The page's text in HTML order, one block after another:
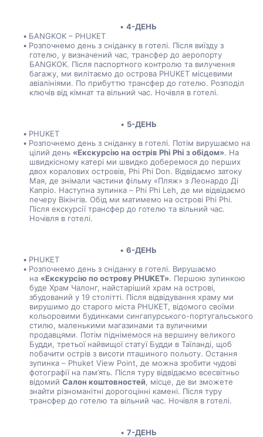
4-ДЕНЬ
БANGKOK – PHUKET
Розпочнемо день з сніданку в готелі. Після виїзду з
готелю, у визначений час, трансфер до аеропорту
БANGKOK. Після паспортного контролю та вилучення
багажу, ми вилітаємо до острова PHUKET місцевими
авіалініями. По прибуттю трансфер до готелю. Розподіл
ключів від кімнат та вільний час. Ночівля в готелі.
5-ДЕНЬ
PHUKET
Розпочнемо день з сніданку в готелі. Потім вирушаємо на
цілий день «Екскурсію на острів Phi Phi з обідом». На
швидкісному катері ми швидко доберемося до перших
двох коралових островів, Phi Phi Don. Відвідаємо затоку
Мая, де знімали частини фільму «Пляж» з Леонардо Ді
Капріо. Наступна зупинка – Phi Phi Leh, де ми відвідаємо
печеру Вікінгів. Обід ми матимемо на острові Phi Phi.
Після екскурсії трансфер до готелю та вільний час.
Ночівля в готелі.
6-ДЕНЬ
PHUKET
Розпочнемо день з сніданку в готелі. Вирушаємо
на «Екскурсію по острову PHUKET». Першою зупинкою
буде Храм Чалонг, найстаріший храм на острові,
збудований у 19 столітті. Після відвідування храму ми
вирушимо до старого міста PHUKET, відомого своїми
кольоровими будинками сингапурського-португальського
стилю, маленькими магазинами та вуличними
продавцями. Потім піднімемося на вершину великого
Будди, третьої найвищої статуї Будди в Таїланді, щоб
побачити острів з висоти пташиного польоту. Остання
зупинка – Phuket View Point, де можна зробити чудові
фотографії на пам’ять. Після туру відвідаємо всесвітньо
відомий Салон коштовностей, місце, де ви зможете
знайти різноманітні дорогоцінні камені. Після туру
трансфер до готелю та вільний час. Ночівля в готелі.
7-ДЕНЬ